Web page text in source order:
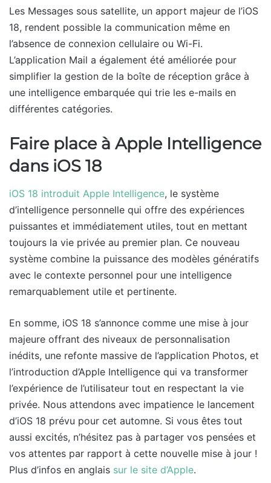
Les Messages sous satellite, un apport majeur de l’iOS
18, rendent possible la communication même en
l’absence de connexion cellulaire ou Wi-Fi.
L’application Mail a également été améliorée pour
simplifier la gestion de la boîte de réception grâce à
une intelligence embarquée qui trie les e-mails en
différentes catégories.
Faire place à Apple Intelligence
dans iOS 18
iOS 18 introduit Apple Intelligence, le système
d’intelligence personnelle qui offre des expériences
puissantes et immédiatement utiles, tout en mettant
toujours la vie privée au premier plan. Ce nouveau
système combine la puissance des modèles génératifs
avec le contexte personnel pour une intelligence
remarquablement utile et pertinente.
En somme, iOS 18 s’annonce comme une mise à jour
majeure offrant des niveaux de personnalisation
inédits, une refonte massive de l’application Photos, et
l’introduction d’Apple Intelligence qui va transformer
l’expérience de l’utilisateur tout en respectant la vie
privée. Nous attendons avec impatience le lancement
d’iOS 18 prévu pour cet automne. Si vous êtes tout
aussi excités, n’hésitez pas à partager vos pensées et
vos attentes par rapport à cette nouvelle mise à jour !
Plus d’infos en anglais sur le site d’Apple.